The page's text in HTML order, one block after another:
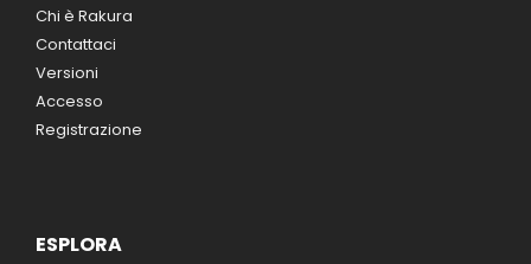
Chi è Rakura
Contattaci
Versioni
Accesso
Registrazione
ESPLORA